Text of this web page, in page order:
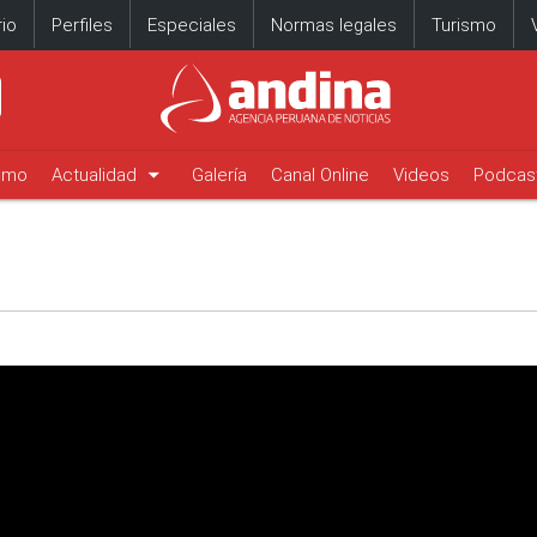
Perfiles Especiales Normas legales Turismo
Actualidad arrow_drop_down Galería Canal Online Videos